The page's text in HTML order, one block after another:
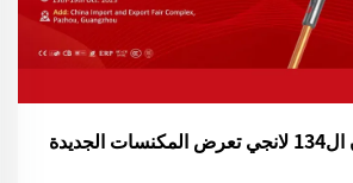
رائع معرض كانتون ال134 لانجي تعرض المكنسات الجديدة